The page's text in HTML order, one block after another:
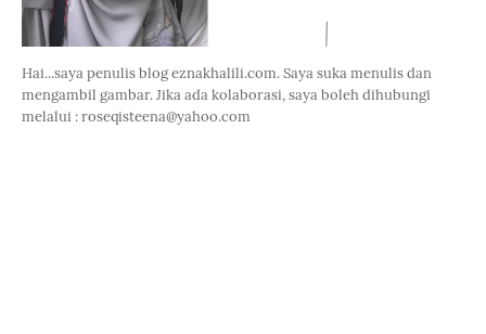
Hai...saya penulis blog eznakhalili.com. Saya suka menulis dan
mengambil gambar. Jika ada kolaborasi, saya boleh dihubungi
melalui : roseqisteena@yahoo.com